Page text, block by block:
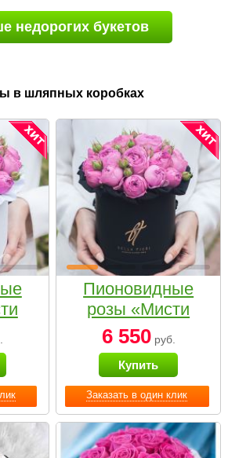
недорогих букетов
в шляпных коробках
Заказать в один клик
Пионовидные
розы «Мисти
бабблс» в
черной коробке
Small
6 550руб.
Купить